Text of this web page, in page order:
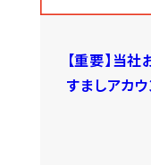
【重要】当
すましアカ